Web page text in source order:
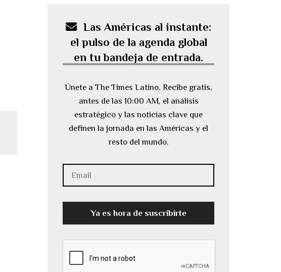
Las Américas al instante:
el pulso de la agenda global
en tu bandeja de entrada.
Únete a The Times Latino. Recibe gratis,
antes de las 10:00 AM, el análisis
estratégico y las noticias clave que
definen la jornada en las Américas y el
resto del mundo.
Ya es hora de suscribirte